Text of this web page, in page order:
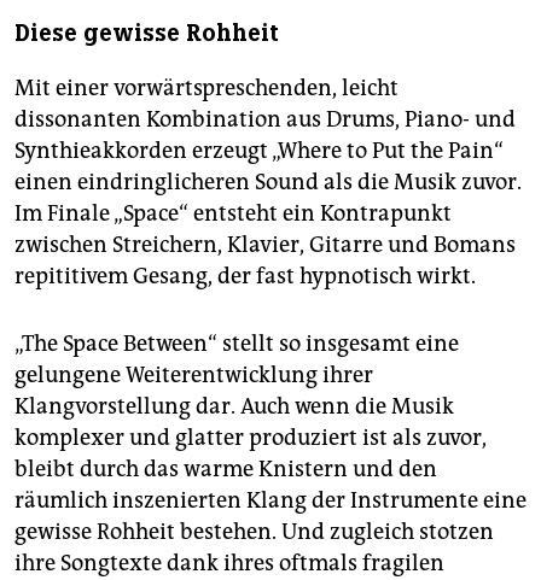
Diese gewisse Rohheit
Mit einer vorwärtspreschenden, leicht
dissonanten Kombination aus Drums, Piano- und
Synthieakkorden erzeugt „Where to Put the Pain“
einen eindringlicheren Sound als die Musik zuvor.
Im Finale „Space“ entsteht ein Kontrapunkt
zwischen Streichern, Klavier, Gitarre und Bomans
repititivem Gesang, der fast hypnotisch wirkt.
„The Space Between“ stellt so insgesamt eine
gelungene Weiterentwicklung ihrer
Klangvorstellung dar. Auch wenn die Musik
komplexer und glatter produziert ist als zuvor,
bleibt durch das warme Knistern und den
räumlich inszenierten Klang der Instrumente eine
gewisse Rohheit bestehen. Und zugleich stotzen
ihre Songtexte dank ihres oftmals fragilen